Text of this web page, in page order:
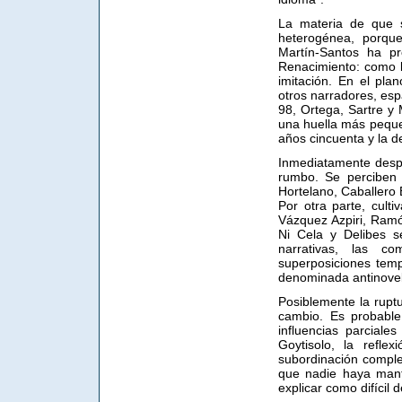
La materia de que
heterogénea,
Martín-Santos ha
Renacimiento:
imitación. En el
otros narradores,
98, Ortega, Sartre y
una huella más
años cincuenta y la
Inmediatamente
rumbo. Se
Hortelano, Caballero
Por otra parte,
Vázquez Azpiri,
Ni Cela y Delibes
narrativas, las
superposiciones
denominada
Posiblemente la
cambio. Es
influencias
Goytisolo, la
subordinación
que nadie haya
explicar como difícil